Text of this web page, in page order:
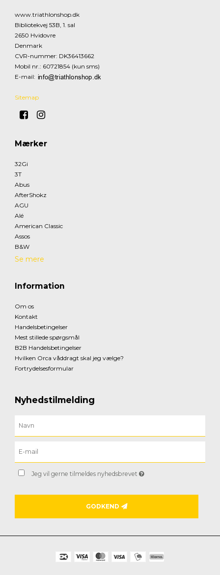
www.triathlonshop.dk
Bibliotekvej 53B, 1. sal
2650 Hvidovre
Denmark
CVR-nummer: DK36413662
Mobil nr.: 60721854 (kun sms)
E-mail:
Sitemap
Mærker
32Gi
3T
Abus
AfterShokz
AGU
Alé
American Classic
Assos
B&W
Se mere
Information
Om os
Kontakt
Handelsbetingelser
Mest stillede spørgsmål
B2B Handelsbetingelser
Hvilken Orca våddragt skal jeg vælge?
Fortrydelsesformular
Nyhedstilmelding
Jeg vil gerne tilmeldes nyhedsbrevet
GODKEND